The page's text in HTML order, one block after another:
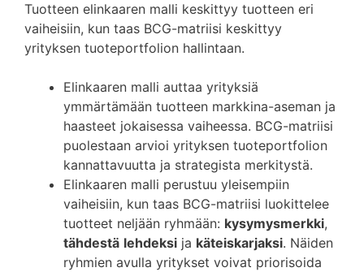
Tuotteen elinkaaren malli keskittyy tuotteen eri
vaiheisiin, kun taas BCG-matriisi keskittyy
yrityksen tuoteportfolion hallintaan.
Elinkaaren malli auttaa yrityksiä
ymmärtämään tuotteen markkina-aseman ja
haasteet jokaisessa vaiheessa. BCG-matriisi
puolestaan arvioi yrityksen tuoteportfolion
kannattavuutta ja strategista merkitystä.
Elinkaaren malli perustuu yleisempiin
vaiheisiin, kun taas BCG-matriisi luokittelee
tuotteet neljään ryhmään: kysymysmerkki,
tähdestä lehdeksi ja käteiskarjaksi. Näiden
ryhmien avulla yritykset voivat priorisoida